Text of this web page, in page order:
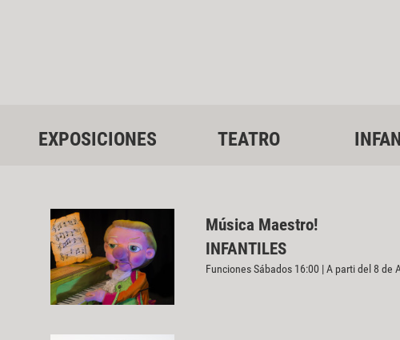
EXPOSICIONES TEATRO
Música Maestro!
INFANTILES
Funciones Sábados 16:00 | A parti del 8 de